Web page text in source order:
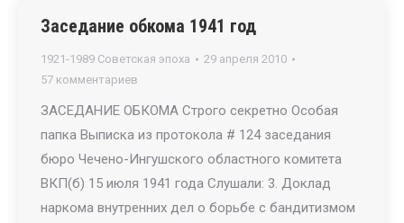
Заседание обкома 1941 год
1921-1989 Советская эпоха
29 апреля 2010
57 комментариев
ЗАСЕДАНИЕ ОБКОМА Строго секретно Особая
папка Выписка из протокола # 124 заседания
бюро Чечено-Ингушского областного комитета
ВКП(б) 15 июля 1941 года Слушали: 3. Доклад
наркома внутренних дел о борьбе с бандитизмом